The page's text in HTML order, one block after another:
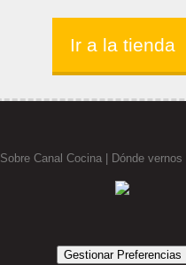
Ir a la tienda
Sobre Canal Cocina| Dónde vernos |
Gestionar Preferencias